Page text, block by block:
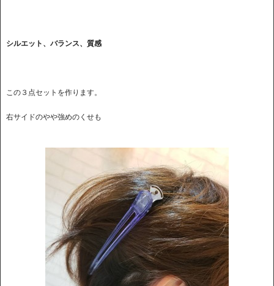
シルエット、バランス、質感
この３点セットを作ります。
右サイドのやや強めのくせも